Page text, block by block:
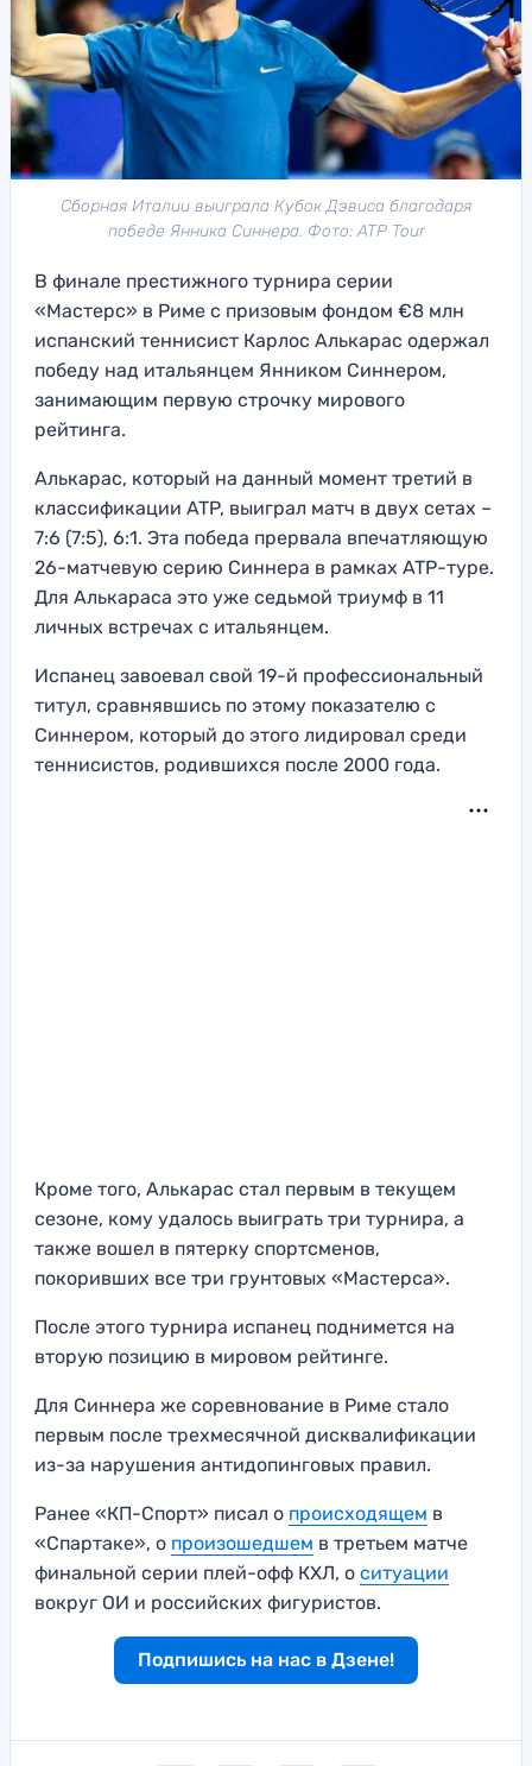
Сборная Италии выиграла Кубок Дэвиса благодаря
победе Янника Синнера. Фото: ATP Tour
В финале престижного турнира серии
«Мастерс» в Риме с призовым фондом €8 млн
испанский теннисист Карлос Алькарас одержал
победу над итальянцем Янником Синнером,
занимающим первую строчку мирового
рейтинга.
Алькарас, который на данный момент третий в
классификации ATP, выиграл матч в двух сетах –
7:6 (7:5), 6:1. Эта победа прервала впечатляющую
26-матчевую серию Синнера в рамках ATP-туре.
Для Алькараса это уже седьмой триумф в 11
личных встречах с итальянцем.
Испанец завоевал свой 19-й профессиональный
титул, сравнявшись по этому показателю с
Синнером, который до этого лидировал среди
теннисистов, родившихся после 2000 года.
Кроме того, Алькарас стал первым в текущем
сезоне, кому удалось выиграть три турнира, а
также вошел в пятерку спортсменов,
покоривших все три грунтовых «Мастерса».
После этого турнира испанец поднимется на
вторую позицию в мировом рейтинге.
Для Синнера же соревнование в Риме стало
первым после трехмесячной дисквалификации
из-за нарушения антидопинговых правил.
Ранее «КП-Спорт» писал о происходящем в
«Спартаке», о произошедшем в третьем матче
финальной серии плей-офф КХЛ, о ситуации
вокруг ОИ и российских фигуристов.
Подпишись на нас в Дзене!